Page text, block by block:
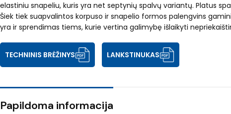
elastiniu snapeliu, kuris yra net septynių spalvų variantų. Platus
Šiek tiek suapvalintos korpuso ir snapelio formos palengvins
yra ir sprendimas tiems, kurie vertina galimybę išlaikyti
TECHNINIS BRĖŽINYS LANKSTINUKAS
Papildoma informacija